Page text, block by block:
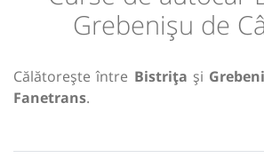
Grebenișu de
Călătorește între Bistrița și
Fanetrans.